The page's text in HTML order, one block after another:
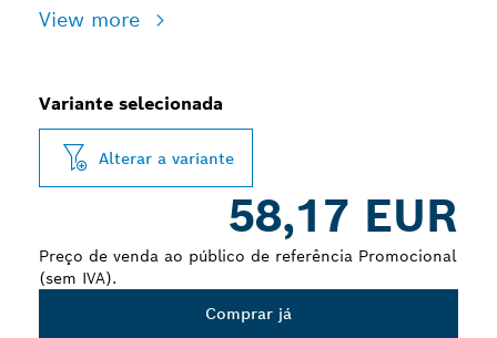
View more
Variante selecionada
Alterar a variante
58,17 EUR
Preço de venda ao público de referência Promocional
(sem IVA).
Comprar já